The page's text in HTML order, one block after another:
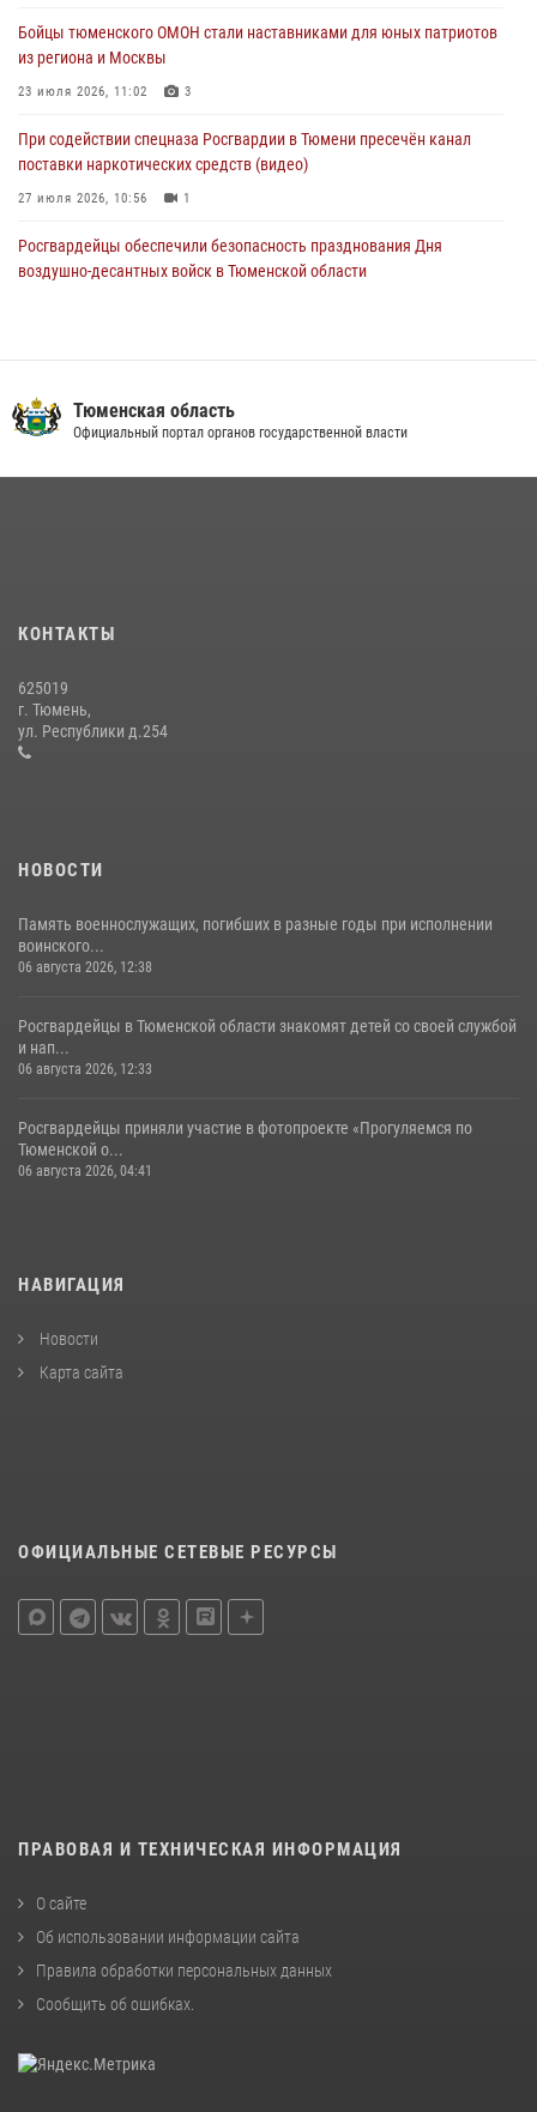
условиях в Тюменской области (видео)
04 августа 2026, 06:28
Бойцы тюменского ОМОН стали наставниками для юных патриотов
из региона и Москвы
23 июля 2026, 11:02 3
При содействии спецназа Росгвардии в Тюмени пресечён канал
поставки наркотических средств (видео)
27 июля 2026, 10:56 1
Росгвардейцы обеспечили безопасность празднования Дня
воздушно-десантных войск в Тюменской области
05 августа 2026, 05:35
Сотрудники тюменского СОБР "Сова" отработали навыки
десантирования на Урале
16 июля 2026, 10:42
Тюменская область
Официальный портал органов государственной власти
КОНТАКТЫ
625019
г. Тюмень,
ул. Республики д.254
НОВОСТИ
Память военнослужащих, погибших в разные годы при исполнении
воинского...
06 августа 2026, 12:38
Росгвардейцы в Тюменской области знакомят детей со своей службой
и нап...
06 августа 2026, 12:33
Росгвардейцы приняли участие в фотопроекте «Прогуляемся по
Тюменской о...
06 августа 2026, 04:41
НАВИГАЦИЯ
Новости
Карта сайта
ОФИЦИАЛЬНЫЕ СЕТЕВЫЕ РЕСУРСЫ
ПРАВОВАЯ И ТЕХНИЧЕСКАЯ ИНФОРМАЦИЯ
О сайте
Об использовании информации сайта
Правила обработки персональных данных
Сообщить об ошибках.